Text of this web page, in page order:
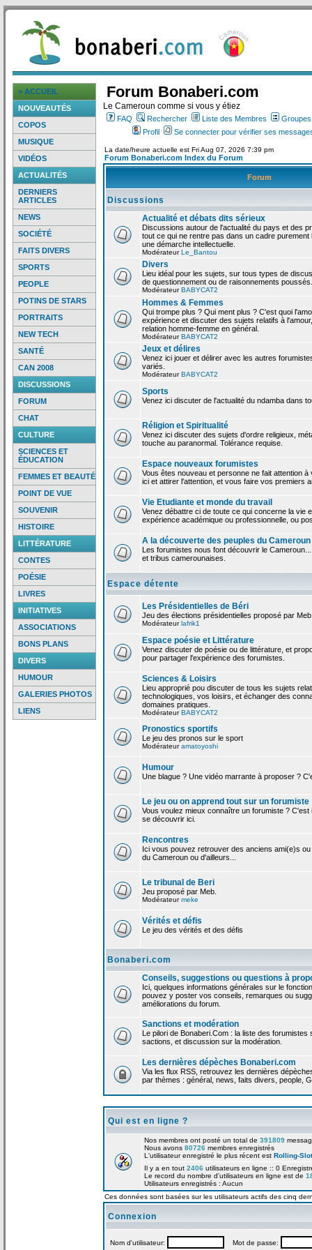
> ACCUEIL
NOUVEAUTÉS
COPOS
MUSIQUE
VIDÉOS
ACTUALITÉS
DERNIERS
ARTICLES
NEWS
SOCIÉTÉ
FAITS DIVERS
SPORTS
PEOPLE
POTINS DE STARS
PORTRAITS
NEW TECH
SANTÉ
CAN 2008
DISCUSSIONS
FORUM
CHAT
CULTURE
SCIENCES ET
ÉDUCATION
FEMMES ET BEAUTÉ
POINT DE VUE
SOUVENIR
HISTOIRE
LITTÉRATURE
CONTES
POÉSIE
LIVRES
INITIATIVES
ASSOCIATIONS
BONS PLANS
DIVERS
HUMOUR
GALERIES PHOTOS
LIENS
Forum Bonaberi.com
Le Cameroun comme si vous y étiez
FAQ Rechercher Liste des Membres
Profil
Se connecter pour vérifier ses
La date/heure actuelle est Fri Aug 07, 2026 7:39 pm
Forum Bonaberi.com Index du Forum
Forum
Discussions
Actualité et débats dits sérieux
Discussions autour de l'actualité du pays et des
tout ce qui ne rentre pas dans un cadre
une démarche intellectuelle.
ModérateurLe_Bantou
Divers
Lieu idéal pour les sujets, sur tous types de
de questionnement ou de raisonnements
ModérateurBABYCAT2
Hommes & Femmes
Qui trompe plus ? Qui ment plus ? C'est quoi
expérience et discuter des sujets relatifs à
relation homme-femme en général.
ModérateurBABYCAT2
Jeux et délires
Venez ici jouer et délirer avec les autres
variés.
ModérateurBABYCAT2
Sports
Venez ici discuter de l'actualité du ndamba dans
Réligion et Spiritualité
Venez ici discuter des sujets d'ordre religieux,
touche au paranormal. Tolérance requise.
Espace nouveaux forumistes
Vous êtes nouveau et personne ne fait attention
ici et attirer l'attention, et vous faire vos premiers
Vie Etudiante et monde du travail
Venez débattre ci de toute ce qui concerne la vie
expérience académique ou professionnelle, ou
A la découverte des peuples du Cameroun
Les forumistes nous font découvrir le
et tribus camerounaises.
Espace détente
Les Présidentielles de Béri
Jeu des élections présidentielles proposé par Meb
Modérateurlafrik1
Espace poésie et Littérature
Venez discuter de poésie ou de littérature, et
pour partager l'expérience des forumistes.
Sciences & Loisirs
Lieu approprié pou discuter de tous les sujets
technologiques, vos loisirs, et échanger des
domaines pratiques.
ModérateurBABYCAT2
Pronostics sportifs
Le jeu des pronos sur le sport
Modérateuramatoyoshi
Humour
Une blague ? Une vidéo marrante à proposer ?
Le jeu ou on apprend tout sur un forumiste
Vous voulez mieux connaître un forumiste ? C'est
se découvrir ici.
Rencontres
Ici vous pouvez retrouver des anciens ami(e)s
du Cameroun ou d'ailleurs...
Le tribunal de Beri
Jeu proposé par Meb.
Modérateurmeke
Vérités et défis
Le jeu des vérités et des défis
Bonaberi.com
Conseils, suggestions ou questions à
Ici, quelques informations générales sur le
pouvez y poster vos conseils, remarques ou
améliorations du forum.
Sanctions et modération
Le pilori de Bonaberi.Com : la liste des
sactions, et discussion sur la modération.
Les dernières dépèches Bonaberi.com
Via les flux RSS, retrouvez les dernières
par thèmes : général, news, faits divers, people,
Qui est en ligne ?
Nos membres ont posté un total de 391809
Nous avons 80726 membres enregistrés
L'utilisateur enregistré le plus récent est Rolling-
Il y a en tout 2406 utilisateurs en ligne :: 0
Le record du nombre d'utilisateurs en ligne est de
Utilisateurs enregistrés : Aucun
Ces données sont basées sur les utilisateurs actifs des cinq
Connexion
Nom d'utilisateur: Mot de passe: